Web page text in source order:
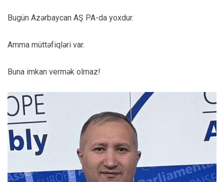
Bugün Azərbaycan AŞ PA-da yoxdur.
Amma müttəfiqləri var.
Buna imkan vermək olmaz!